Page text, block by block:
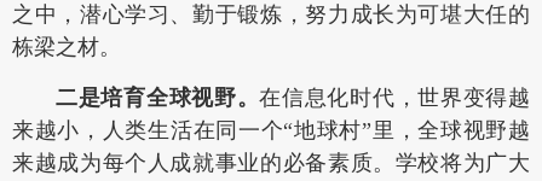
之中，潜心学习、勤于锻炼，努力成长为可堪大任的
栋梁之材。
二是培育全球视野。在信息化时代，世界变得越
来越小，人类生活在同一个“地球村”里，全球视野越
来越成为每个人成就事业的必备素质。学校将为广大